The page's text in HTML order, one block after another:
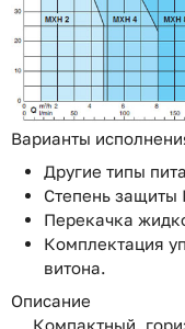
Варианты
Другие типы
Степень защиты
Перекачка
Комплектация
витона.
Описание